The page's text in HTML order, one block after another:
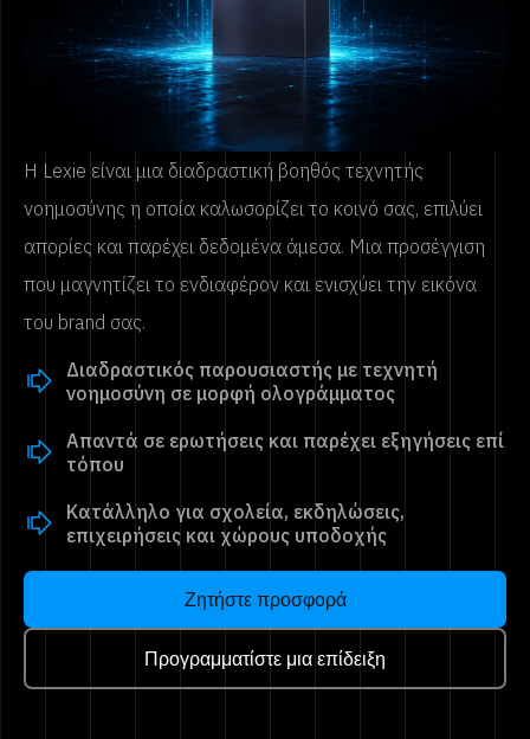
Η Lexie είναι μια διαδραστική βοηθός τεχνητής
νοημοσύνης η οποία καλωσορίζει το κοινό σας, επιλύει
απορίες και παρέχει δεδομένα άμεσα. Μια προσέγγιση
που μαγνητίζει το ενδιαφέρον και ενισχύει την εικόνα
του brand σας.
Διαδραστικός παρουσιαστής με τεχνητή
νοημοσύνη σε μορφή ολογράμματος
Απαντά σε ερωτήσεις και παρέχει εξηγήσεις επί
τόπου
Κατάλληλο για σχολεία, εκδηλώσεις,
επιχειρήσεις και χώρους υποδοχής
Ζητήστε προσφορά
Προγραμματίστε μια επίδειξη